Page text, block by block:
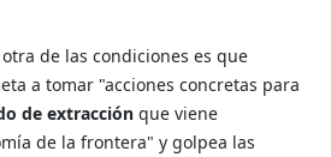
de las condiciones es que
a tomar "acciones concretas para
de extracciónque viene
de la frontera" y golpea las